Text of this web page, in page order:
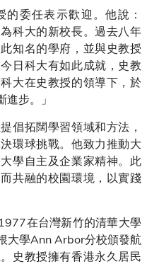
委任表示歡迎。他說：
科大的新校長。過去八年
知名的學府，並與史教授
日科大有如此成就，史教
大在史教授的領導下，於
步。」
倡拓闊學習領域和方法，
環球挑戰。他致力推動大
學自主及企業家精神。此
共融的校園環境，以實踐
在台灣新竹的清華大學
大學Ann Arbor分校頒發航
史教授擁有香港永久居民